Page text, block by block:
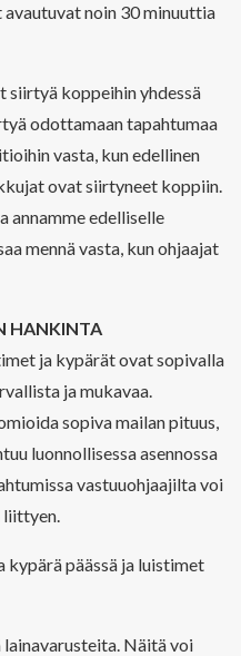
noin 30 minuuttia
siirtyä koppeihin yhdessä
odottamaan tapahtumaa
vasta, kun edellinen
ovat siirtyneet koppiin.
annamme edelliselle
mennä vasta, kun ohjaajat
HANKINTA
ja kypärät ovat sopivalla
ja mukavaa.
sopiva mailan pituus,
luonnollisessa asennossa
vastuuohjaajilta voi
liittyen.
kypärä päässä ja luistimet
lainavarusteita. Näitä voi